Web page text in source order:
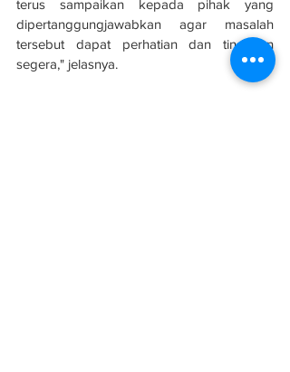
terus sampaikan kepada pihak yang
dipertanggungjawabkan agar masalah
tersebut dapat perhatian dan tindakan
segera," jelasnya.